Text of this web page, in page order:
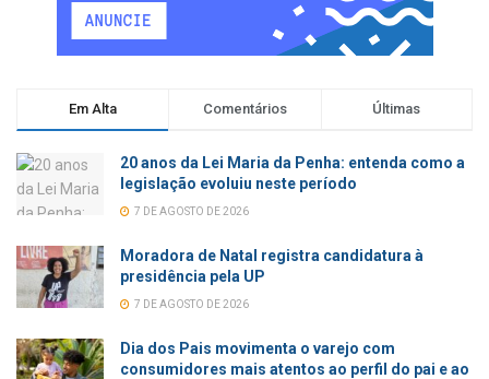
Em Alta Comentários Últimas
20 anos da Lei Maria da Penha: entenda como a
legislação evoluiu neste período
7 DE AGOSTO DE 2026
Moradora de Natal registra candidatura à
presidência pela UP
7 DE AGOSTO DE 2026
Dia dos Pais movimenta o varejo com
consumidores mais atentos ao perfil do pai e ao